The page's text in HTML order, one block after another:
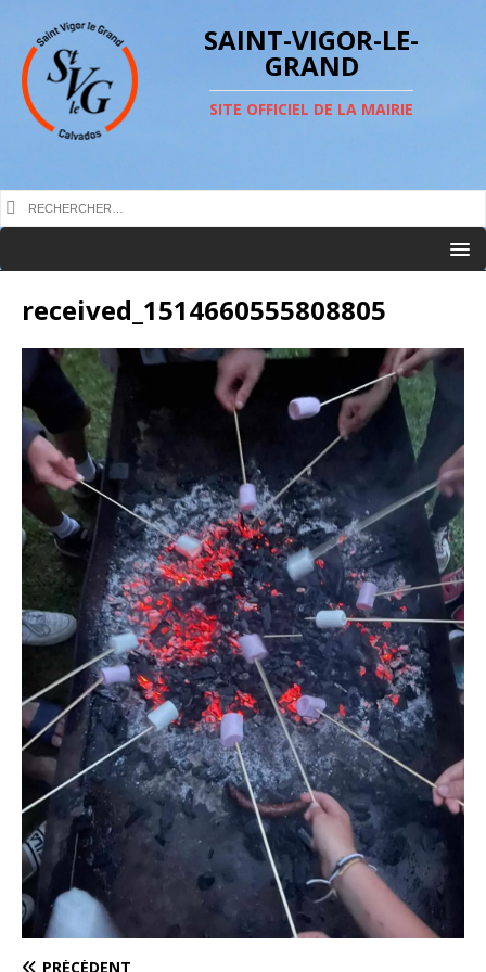
SAINT-VIGOR-LE-
GRAND
SITE OFFICIEL DE LA MAIRIE
received_1514660555808805
PRÉCÉDENT